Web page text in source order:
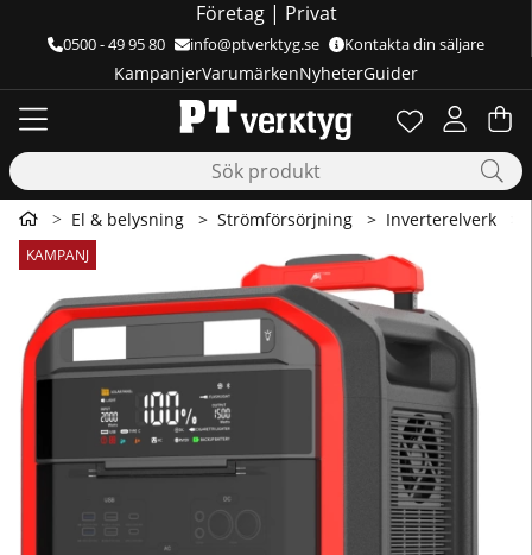
Företag| Privat
0500 - 49 95 80 info@ptverktyg.se Kontakta din säljare
Önskelista
Antal i
. .
KampanjerVarumärkenNyheterGuider
El & belysning Strömförsörjning Inverterelverk
KAMPANJ
Produktbilder POWERSTATION ATTACK 7.2/2.8 LITHIUM